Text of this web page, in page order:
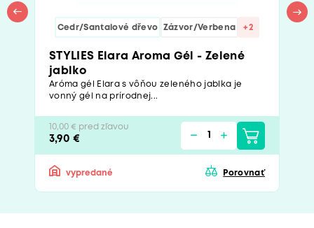
Cedr/Santalové dřevo Zázvor/Verbena +2
STYLIES Elara Aroma Gél - Zelené
jablko
Aróma gél Elara s vôňou zeleného jablka je
vonný gél na prírodnej...
10,00 € pred zľavou
3,90 €
vypredané Porovnať